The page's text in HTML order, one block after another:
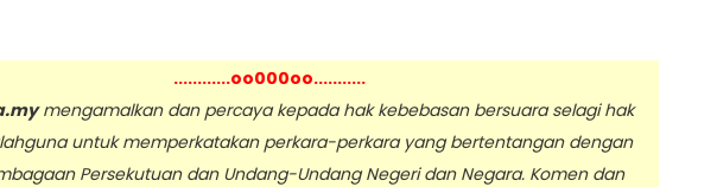
............oo000oo...........
mengamalkan dan percaya kepada hak kebebasan bersuara selagi hak
untuk memperkatakan perkara-perkara yang bertentangan dengan
Persekutuan dan Undang-Undang Negeri dan Negara. Komen dan